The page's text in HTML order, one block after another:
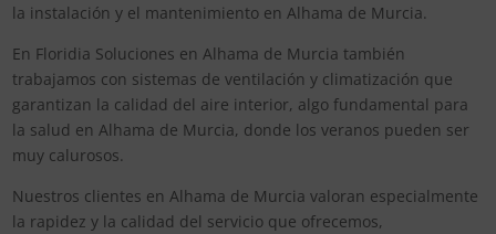
la instalación y el mantenimiento en Alhama de Murcia.
En Floridia Soluciones en Alhama de Murcia también
trabajamos con sistemas de ventilación y climatización que
garantizan la calidad del aire interior, algo fundamental para
la salud en Alhama de Murcia, donde los veranos pueden ser
muy calurosos.
Nuestros clientes en Alhama de Murcia valoran especialmente
la rapidez y la calidad del servicio que ofrecemos,